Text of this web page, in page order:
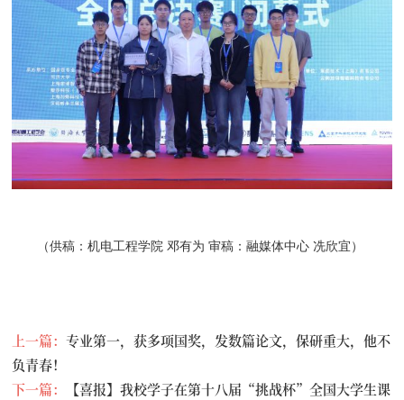
上一篇：专业第一，获多项国奖，发数篇论文，保研重大，他不
负青春！
下一篇：
【喜报】我校学子在第十八届“挑战杯”全国大学生课
（供稿：机电工程学院 邓有为 审稿：融媒体中心 冼欣宜）